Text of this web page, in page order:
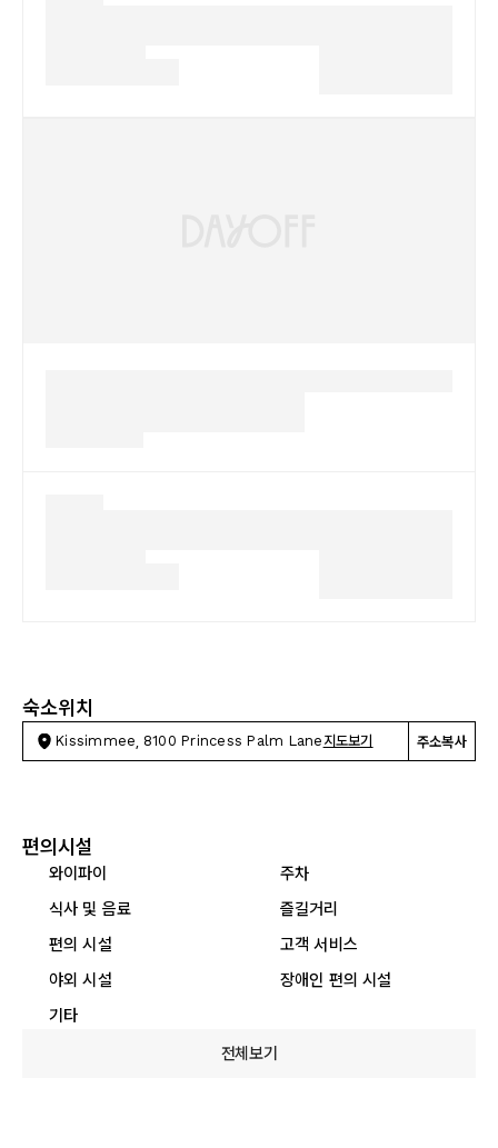
숙소위치
Kissimmee, 8100 Princess Palm Lane 지도보기 주소복사
편의시설
와이파이
주차
식사 및 음료
즐길거리
편의 시설
고객 서비스
야외 시설
장애인 편의 시설
기타
전체보기